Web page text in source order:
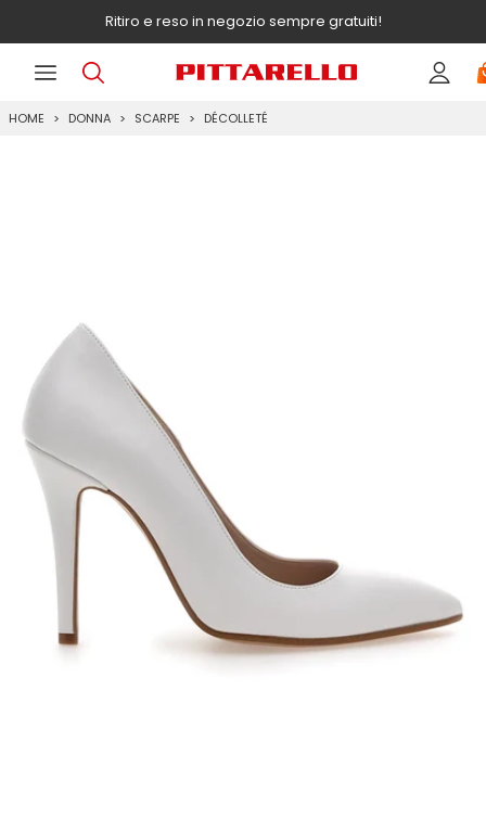
Ritiro e reso in negozio sempre gratuiti!
HOME DONNA SCARPE DÉCOLLETÉ